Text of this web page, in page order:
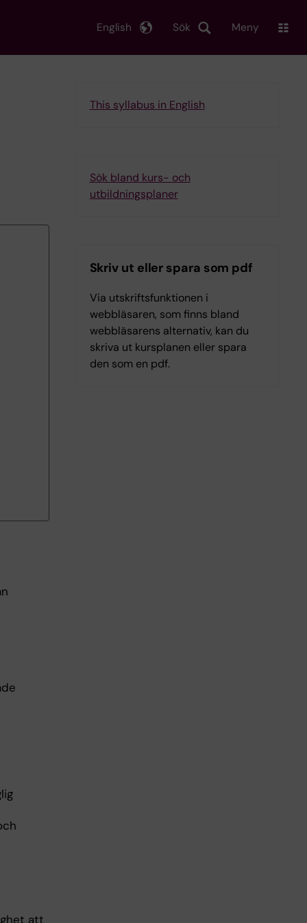
Sök
English Meny
att
This syllabus in English
Sök bland kurs- och
utbildningsplaner
Skriv ut eller spara som pdf
Via utskriftsfunktionen i
webbläsaren, som finns bland
webbläsarens alternativ, kan du
skriva ut kursplanen eller spara
den som en pdf.